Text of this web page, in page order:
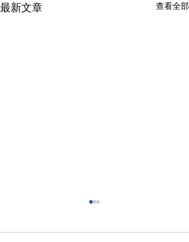
最新文章 查看全部